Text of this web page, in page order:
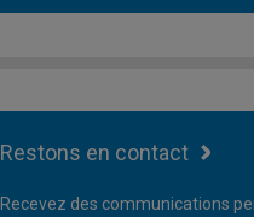
Restons en contact
Recevez des communications